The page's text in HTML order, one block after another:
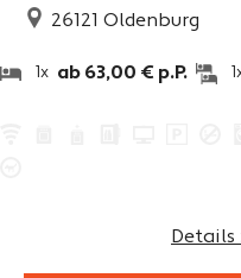
26121 Oldenburg
1x ab 63,00 € p.P.
Details